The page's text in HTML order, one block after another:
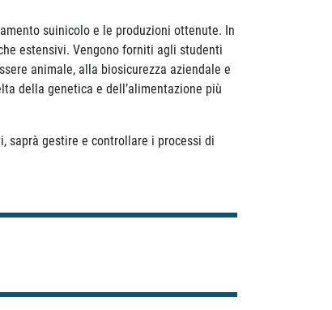
suinicolo e le produzioni ottenute. In
estensivi. Vengono forniti agli studenti
animale, alla biosicurezza aziendale e
della genetica e dell’alimentazione più
saprà gestire e controllare i processi di